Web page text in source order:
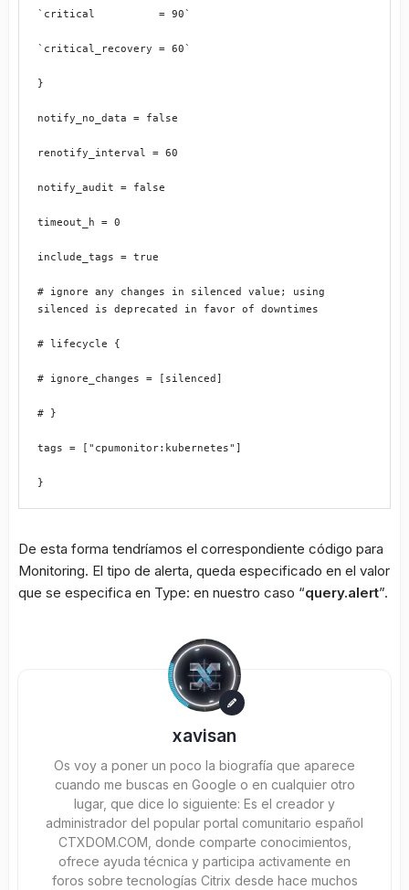
`critical          = 90`
`critical_recovery = 60`
}
notify_no_data = false
renotify_interval = 60
notify_audit = false
timeout_h = 0
include_tags = true
# ignore any changes in silenced value; using
silenced is deprecated in favor of downtimes
# lifecycle {
# ignore_changes = [silenced]
# }
tags = ["cpumonitor:kubernetes"]
}
De esta forma tendríamos el correspondiente código para
Monitoring. El tipo de alerta, queda especificado en el valor
que se especifica en Type: en nuestro caso “query.alert”.
xavisan
Os voy a poner un poco la biografía que aparece
cuando me buscas en Google o en cualquier otro
lugar, que dice lo siguiente: Es el creador y
administrador del popular portal comunitario español
CTXDOM.COM, donde comparte conocimientos,
ofrece ayuda técnica y participa activamente en
foros sobre tecnologías Citrix desde hace muchos